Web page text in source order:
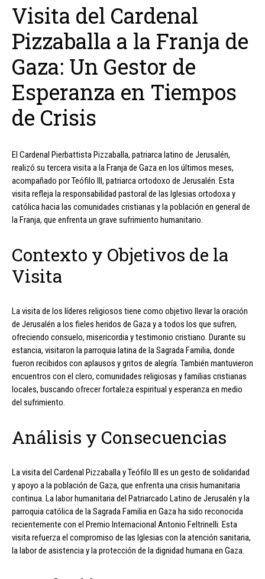
Visita del Cardenal
Pizzaballa a la Franja de
Gaza: Un Gestor de
Esperanza en Tiempos
de Crisis
El Cardenal Pierbattista Pizzaballa, patriarca latino de Jerusalén,
realizó su tercera visita a la Franja de Gaza en los últimos meses,
acompañado por Teófilo III, patriarca ortodoxo de Jerusalén. Esta
visita refleja la responsabilidad pastoral de las Iglesias ortodoxa y
católica hacia las comunidades cristianas y la población en general de
la Franja, que enfrenta un grave sufrimiento humanitario.
Contexto y Objetivos de la
Visita
La visita de los líderes religiosos tiene como objetivo llevar la oración
de Jerusalén a los fieles heridos de Gaza y a todos los que sufren,
ofreciendo consuelo, misericordia y testimonio cristiano. Durante su
estancia, visitaron la parroquia latina de la Sagrada Familia, donde
fueron recibidos con aplausos y gritos de alegría. También mantuvieron
encuentros con el clero, comunidades religiosas y familias cristianas
locales, buscando ofrecer fortaleza espiritual y esperanza en medio
del sufrimiento.
Análisis y Consecuencias
La visita del Cardenal Pizzaballa y Teófilo III es un gesto de solidaridad
y apoyo a la población de Gaza, que enfrenta una crisis humanitaria
continua. La labor humanitaria del Patriarcado Latino de Jerusalén y la
parroquia católica de la Sagrada Familia en Gaza ha sido reconocida
recientemente con el Premio Internacional Antonio Feltrinelli. Esta
visita refuerza el compromiso de las Iglesias con la atención sanitaria,
la labor de asistencia y la protección de la dignidad humana en Gaza.